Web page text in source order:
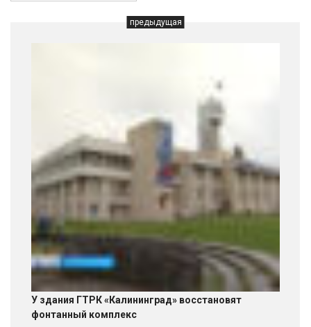
предыдущая
У здания ГТРК «Калининград» восстановят
фонтанный комплекс